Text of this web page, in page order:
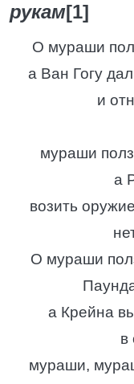
рукам[1]
О мураши
а Ван Гогу
и
мураши
а
возить
О мураши
а Крейна
в
мураши,